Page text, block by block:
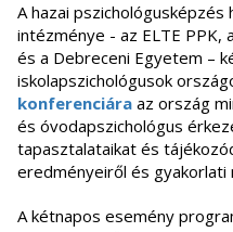
A hazai
intézménye - az ELTE PPK,
és a Debreceni Egyetem –
iskolapszichológusok
konferenciára az ország
és óvodapszichológus
tapasztalataikat és
eredményeiről és gyakorlati
A kétnapos esemény